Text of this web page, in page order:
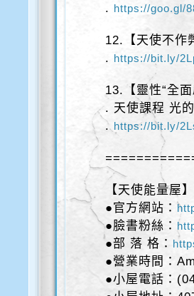
. https://goo.gl/
12.【天使不作
. https://bit.ly/
13.【靈性“全
. 天使課程 光的
. https://bit.ly/
【天使能量屋】
●官方網站：
●臉書粉絲：
●部 落 格：
●營業時間：
●小屋電話：